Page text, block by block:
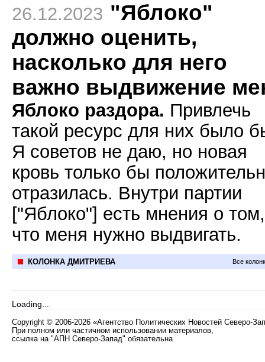
26.12.2023 "Яблоко"
должно оценить,
насколько для него
важно выдвижение
Яблоко раздора. Привлечь
такой ресурс для них было
Я советов не даю, но новая
кровь только бы
отразилась. Внутри партии
["Яблоко"] есть мнения о том,
что меня нужно выдвигать.
КОЛОНКА ДМИТРИЕВА Все
Loading...
Copyright © 2006-2026 «Агентство Политических Новостей Северо-
При полном или частичном использовании материалов,
ссылка на "АПН Северо-Запад" обязательна